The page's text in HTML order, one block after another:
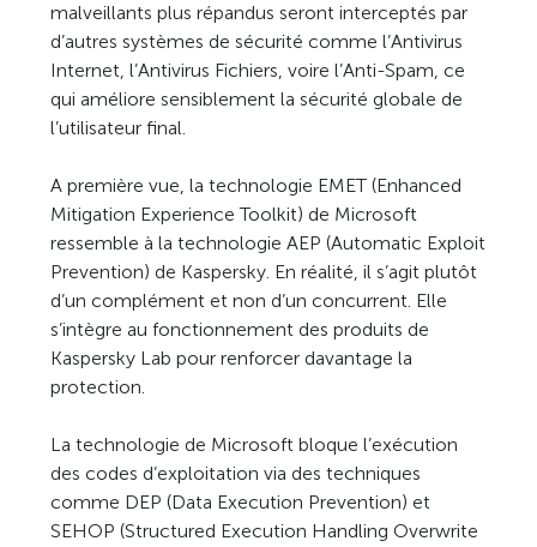
malveillants plus répandus seront interceptés par
d’autres systèmes de sécurité comme l’Antivirus
Internet, l’Antivirus Fichiers, voire l’Anti-Spam, ce
qui améliore sensiblement la sécurité globale de
l’utilisateur final.
A première vue, la technologie EMET (Enhanced
Mitigation Experience Toolkit) de Microsoft
ressemble à la technologie AEP (Automatic Exploit
Prevention) de Kaspersky. En réalité, il s’agit plutôt
d’un complément et non d’un concurrent. Elle
s’intègre au fonctionnement des produits de
Kaspersky Lab pour renforcer davantage la
protection.
La technologie de Microsoft bloque l’exécution
des codes d’exploitation via des techniques
comme DEP (Data Execution Prevention) et
SEHOP (Structured Execution Handling Overwrite